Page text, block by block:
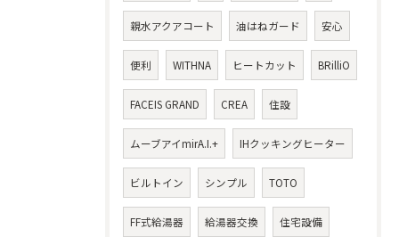
親水アクアコート 油はねガード 安心
便利 WITHNA ヒートカット BRilliO
FACEIS GRAND CREA 住設
ムーブアイmirA.I.+ IHクッキングヒーター
ビルトイン シンプル TOTO
FF式給湯器 給湯器交換 住宅設備